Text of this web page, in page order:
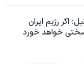
اگر رژیم ایران
خواهد خورد